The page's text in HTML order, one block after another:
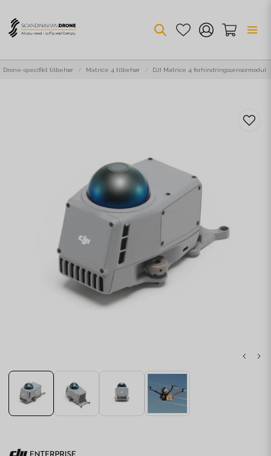
Drone-specifikt tilbehør Matrice 4 tilbehør DJI Matrice 4 forhindringssensormodul